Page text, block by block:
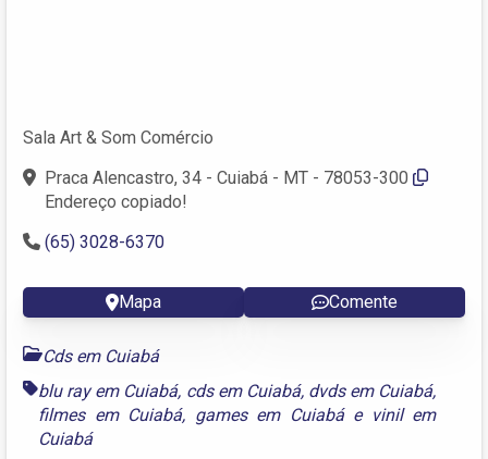
Sala Art & Som Comércio
Praca Alencastro, 34 - Cuiabá - MT - 78053-300
Endereço copiado!
(65) 3028-6370
Mapa Comente
Cds em Cuiabá
blu ray em Cuiabá, cds em Cuiabá, dvds em Cuiabá,
filmes em Cuiabá, games em Cuiabáe vinil em
Cuiabá